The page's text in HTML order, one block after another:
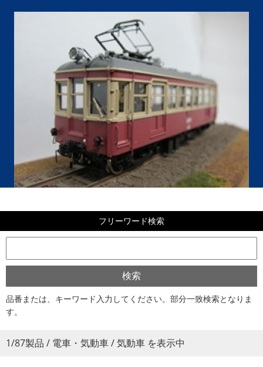
フリーワード検索
品番または、キーワード入力してください。部分一致検索となりま
す。
1/87製品 / 電車・気動車 / 気動車 を表示中